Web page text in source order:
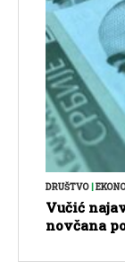
DRUŠTVO|
Vučić
novčana